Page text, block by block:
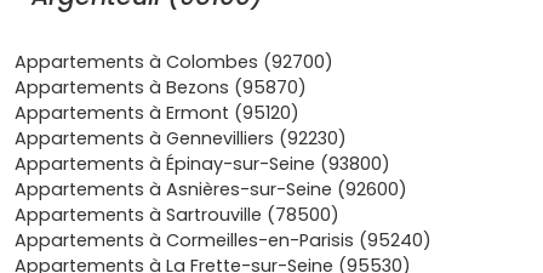
Développement urbain :
ce qui augmente son attractivité.
Cadre de vie agréable :avec ses espaces verts et
son ambiance conviviale, Argenteuil offre un
environnement propice à la vie familiale et
professionnelle.
Les types d’appartements neufs
disponibles à Argenteuil
Appartements à Colombes (92700)
Appartements à Bezons (95870)
Appartements à Ermont (95120)
Appartements à Gennevilliers (92230)
Appartements à Épinay-sur-Seine (93800)
Appartements à Asnières-sur-Seine (92600)
Appartements à Sartrouville (78500)
Appartements à Cormeilles-en-Parisis (95240)
Appartements à La Frette-sur-Seine (95530)